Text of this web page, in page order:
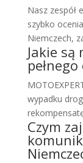
Nasz zespół
szybko
Niemczech,
Jakie są
wypadku
Czym